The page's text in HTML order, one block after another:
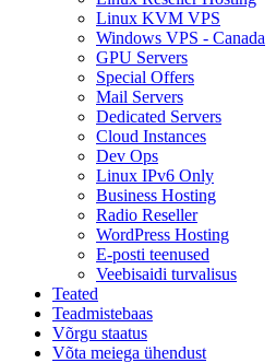
Linux KVM VPS
Windows VPS - Canada
GPU Servers
Special Offers
Mail Servers
Dedicated Servers
Cloud Instances
Dev Ops
Linux IPv6 Only
Business Hosting
Radio Reseller
WordPress Hosting
E-posti teenused
Veebisaidi turvalisus
Teated
Teadmistebaas
Võrgu staatus
Võta meiega ühendust